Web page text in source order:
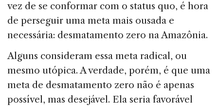
vez de se conformar com o status quo, é hora
de perseguir uma meta mais ousada e
necessária: desmata­mento zero na Amazônia.
Alguns consideram essa meta radical, ou
mesmo utó­pica. A verdade, porém, é que uma
meta de desmata­mento zero não é apenas
possível, mas desejável. Ela seria favorável